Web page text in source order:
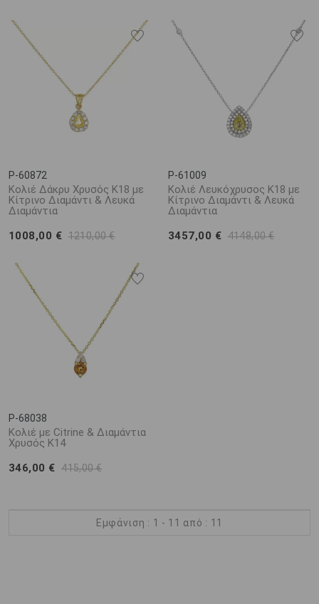
P-60872
Κολιέ Δάκρυ Χρυσός Κ18 με
Κίτρινο Διαμάντι & Λευκά
Διαμάντια
1008,00 € 1210,00 €
P-61009
Κολιέ Λευκόχρυσος Κ18 με
Κίτρινο Διαμάντι & Λευκά
Διαμάντια
3457,00 € 4148,00 €
P-68038
Κολιέ με Citrine & Διαμάντια
Χρυσός Κ14
346,00 € 415,00 €
Εμφάνιση : 1 - 11 από : 11